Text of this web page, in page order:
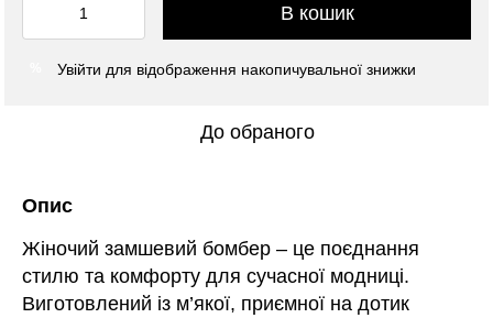
В кошик
Увійти для відображення накопичувальної знижки
До обраного
Опис
Жіночий замшевий бомбер – це поєднання
стилю та комфорту для сучасної модниці.
Виготовлений із м’якої, приємної на дотик